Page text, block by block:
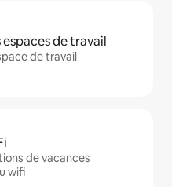
de travail
de travail
de vacances
wifi